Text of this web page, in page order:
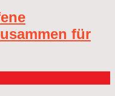
für